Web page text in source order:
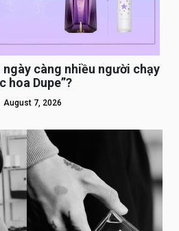
càng nhiều người chạy
hoa Dupe”?
August 7, 2026